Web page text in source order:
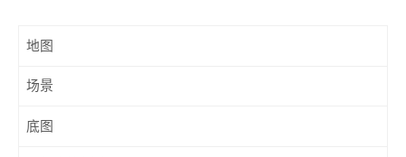
地图
场景
底图